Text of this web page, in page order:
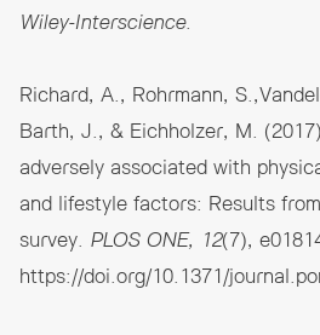
Wiley-Interscience.
Richard, A., Rohrmann,
Barth, J., & Eichholzer, M.
adversely associated with
and lifestyle factors: Results
survey. PLOS ONE, 12(7),
https://doi.org/10.1371/